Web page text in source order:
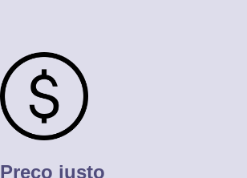
Preço justo